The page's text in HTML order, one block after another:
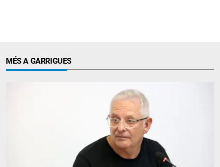
MÉS A GARRIGUES